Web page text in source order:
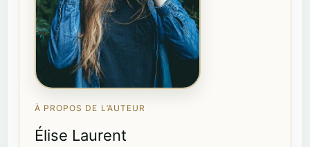
À PROPOS DE L’AUTEUR
Élise Laurent